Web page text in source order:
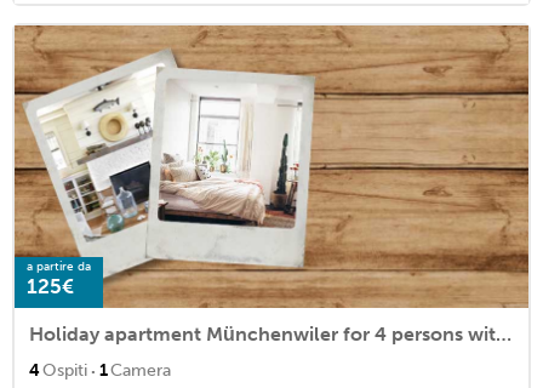
a partire da
125€
Holiday apartment Münchenwiler for 4 persons with 1 bedroom - Holiday apartment in a farmhouse
4Ospiti · 1Camera